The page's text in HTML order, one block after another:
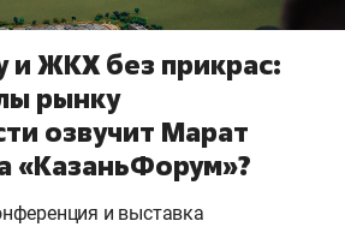
и ЖКХ без прикрас:
рынку
озвучит Марат
«КазаньФорум»?
и выставка